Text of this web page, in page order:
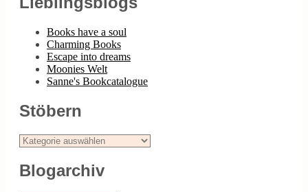
Books have a soul
Charming Books
Escape into dreams
Moonies Welt
Sanne's Bookcatalogue
Stöbern
Stöbern
Blogarchiv